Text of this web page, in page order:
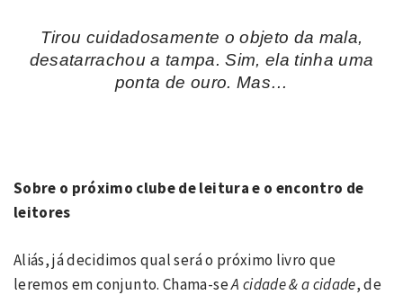
Tirou cuidadosamente o objeto da mala,
desatarrachou a tampa. Sim, ela tinha uma
ponta de ouro. Mas…
Sobre o próximo clube de leitura e o encontro de
leitores
Aliás, já decidimos qual será o próximo livro que
leremos em conjunto. Chama-seA cidade & a cidade, de